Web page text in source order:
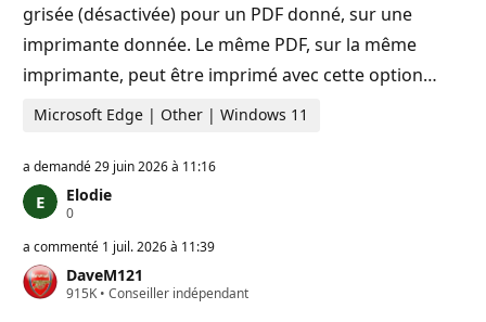
grisée (désactivée) pour un PDF donné, sur une
imprimante donnée. Le même PDF, sur la même
imprimante, peut être imprimé avec cette option…
Microsoft Edge | Other | Windows 11
a demandé29 juin 2026 à 11:16
Elodie
0P
i
t
s
a commenté 1 juil. 2026 à 11:39
DaveM121
915K P• Conseiller indépendant